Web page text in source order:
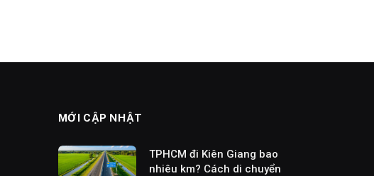
MỚI CẬP NHẬT
TPHCM đi Kiên Giang bao
nhiêu km? Cách di chuyển